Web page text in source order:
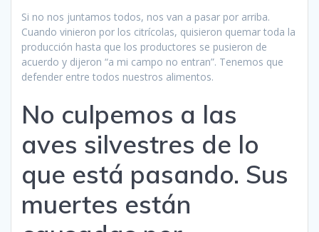
Si no nos juntamos todos, nos van a pasar por arriba.
Cuando vinieron por los citrícolas, quisieron quemar toda la
producción hasta que los productores se pusieron de
acuerdo y dijeron “a mi campo no entran”. Tenemos que
defender entre todos nuestros alimentos.
No culpemos a las
aves silvestres de lo
que está pasando. Sus
muertes están